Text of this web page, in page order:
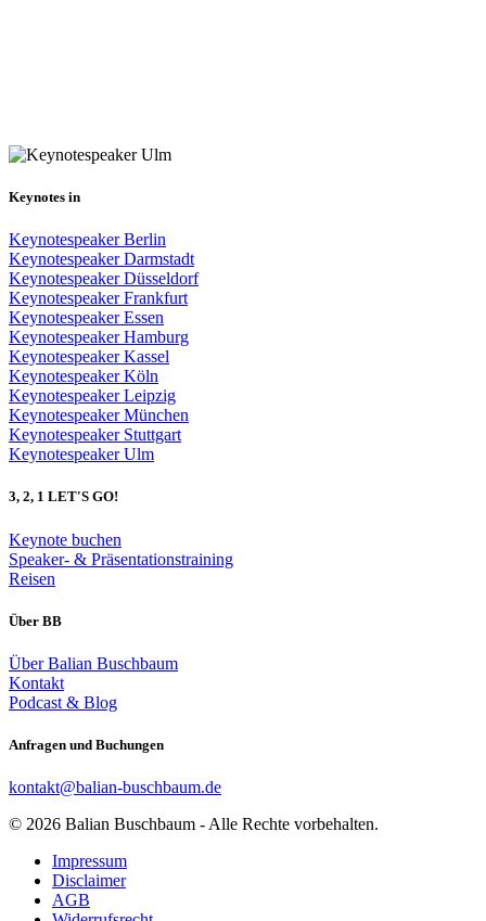
Keynotes in
Keynotespeaker Berlin
Keynotespeaker Darmstadt
Keynotespeaker Düsseldorf
Keynotespeaker Frankfurt
Keynotespeaker Essen
Keynotespeaker Hamburg
Keynotespeaker Kassel
Keynotespeaker Köln
Keynotespeaker Leipzig
Keynotespeaker München
Keynotespeaker Stuttgart
Keynotespeaker Ulm
3, 2, 1 LET'S GO!
Keynote buchen
Speaker- & Präsentationstraining
Reisen
Über BB
Über Balian Buschbaum
Kontakt
Podcast & Blog
Anfragen und Buchungen
kontakt@balian-buschbaum.de
© 2026 Balian Buschbaum - Alle Rechte vorbehalten.
Impressum
Disclaimer
AGB